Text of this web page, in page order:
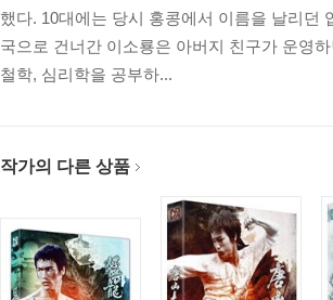
했다. 10대에는 당시 홍콩에서 이름을 날리던
국으로 건너간 이소룡은 아버지 친구가 운영
철학, 심리학을 공부하...
작가의 다른 상품